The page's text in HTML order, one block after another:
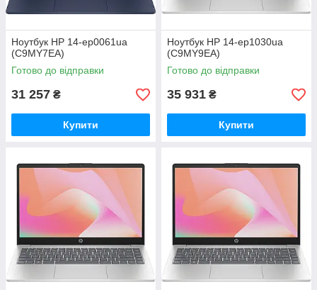
Ноутбук HP 14-ep0061ua
(C9MY7EA)
Готово до відправки
31 257 ₴
Купити
Ноутбук HP 14-ep1030ua
(C9MY9EA)
Готово до відправки
35 931 ₴
Купити